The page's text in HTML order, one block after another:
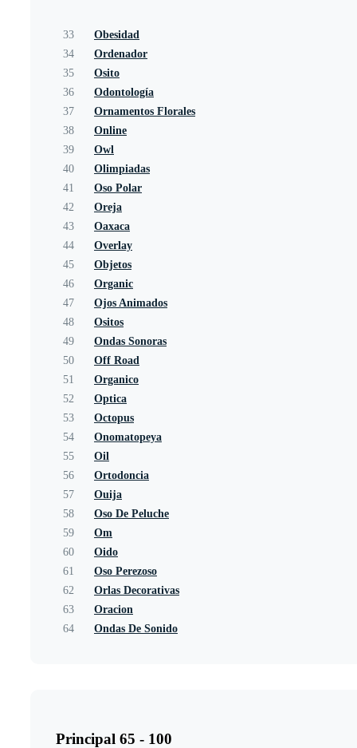
33
Obesidad
34
Ordenador
35
Osito
36
Odontología
37
Ornamentos Florales
38
Online
39
Owl
40
Olimpiadas
41
Oso Polar
42
Oreja
43
Oaxaca
44
Overlay
45
Objetos
46
Organic
47
Ojos Animados
48
Ositos
49
Ondas Sonoras
50
Off Road
51
Organico
52
Optica
53
Octopus
54
Onomatopeya
55
Oil
56
Ortodoncia
57
Ouija
58
Oso De Peluche
59
Om
60
Oido
61
Oso Perezoso
62
Orlas Decorativas
63
Oracion
64
Ondas De Sonido
Principal 65 - 100